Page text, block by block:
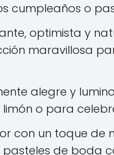
cumpleaños o
optimista y
maravillosa
alegre y
o para
con un toque de
de boda